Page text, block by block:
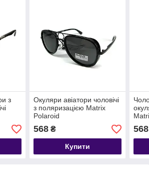
з
Окуляри авіатори чоловічі
з поляризацією Matrix
Polaroid
568₴
Купити
568